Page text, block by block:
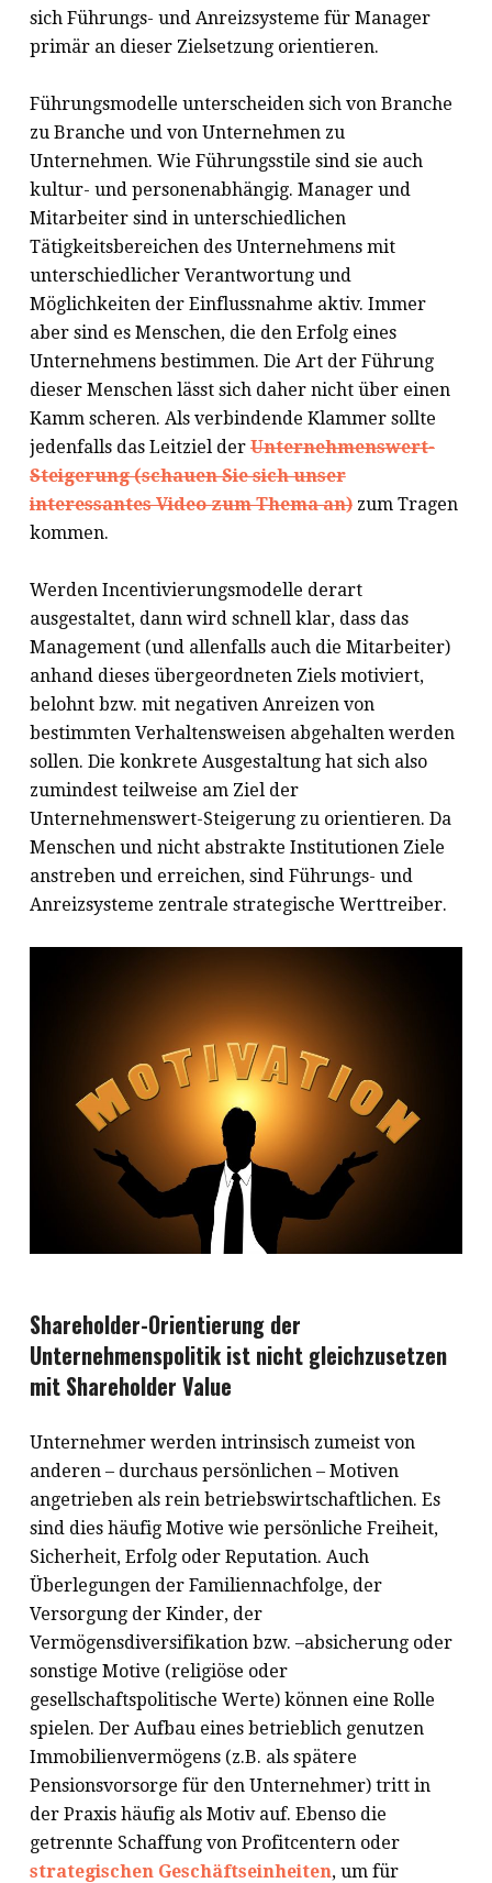
sich Führungs- und Anreizsysteme für Manager
primär an dieser Zielsetzung orientieren.
Führungsmodelle unterscheiden sich von Branche
zu Branche und von Unternehmen zu
Unternehmen. Wie Führungsstile sind sie auch
kultur- und personenabhängig. Manager und
Mitarbeiter sind in unterschiedlichen
Tätigkeitsbereichen des Unternehmens mit
unterschiedlicher Verantwortung und
Möglichkeiten der Einflussnahme aktiv. Immer
aber sind es Menschen, die den Erfolg eines
Unternehmens bestimmen. Die Art der Führung
dieser Menschen lässt sich daher nicht über einen
Kamm scheren. Als verbindende Klammer sollte
jedenfalls das Leitziel der Unternehmenswert-
Steigerung (schauen Sie sich unser
interessantes Video zum Thema an)zum Tragen
kommen.
Werden Incentivierungsmodelle derart
ausgestaltet, dann wird schnell klar, dass das
Management (und allenfalls auch die Mitarbeiter)
anhand dieses übergeordneten Ziels motiviert,
belohnt bzw. mit negativen Anreizen von
bestimmten Verhaltensweisen abgehalten werden
sollen. Die konkrete Ausgestaltung hat sich also
zumindest teilweise am Ziel der
Unternehmenswert-Steigerung zu orientieren. Da
Menschen und nicht abstrakte Institutionen Ziele
anstreben und erreichen, sind Führungs- und
Anreizsysteme zentrale strategische Werttreiber.
Shareholder-Orientierung der
Unternehmenspolitik ist nicht gleichzusetzen
mit Shareholder Value
Unternehmer werden intrinsisch zumeist von
anderen – durchaus persönlichen – Motiven
angetrieben als rein betriebswirtschaftlichen. Es
sind dies häufig Motive wie persönliche Freiheit,
Sicherheit, Erfolg oder Reputation. Auch
Überlegungen der Familiennachfolge, der
Versorgung der Kinder, der
Vermögensdiversifikation bzw. –absicherung oder
sonstige Motive (religiöse oder
gesellschaftspolitische Werte) können eine Rolle
spielen. Der Aufbau eines betrieblich genutzen
Immobilienvermögens (z.B. als spätere
Pensionsvorsorge für den Unternehmer) tritt in
der Praxis häufig als Motiv auf. Ebenso die
getrennte Schaffung von Profitcentern oder
strategischen Geschäftseinheiten, um für